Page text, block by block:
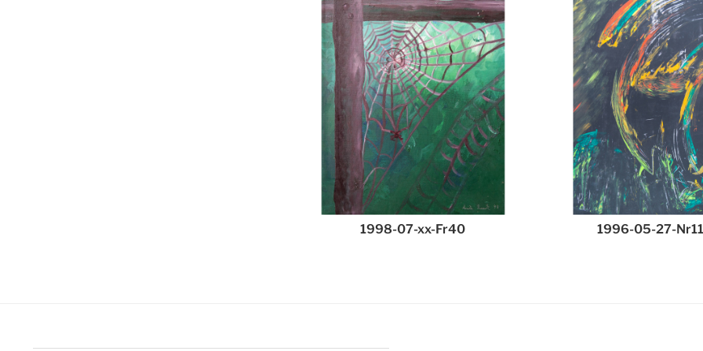
1998-07-xx-Fr40 1996-05-27-